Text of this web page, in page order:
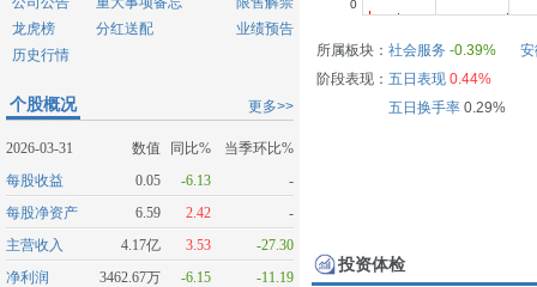
龙虎榜
分红送配
业绩预告
历史行情
更多>>
个股概况
2026-03-31 数值 同比%
当季环比%
每股收益
0.05 -6.13
-
每股净资产
6.59 2.42
-
主营收入
4.17亿 3.53
-27.30
净利润
3462.67万 -6.15
-11.19
所属板块： 社会服务 -0.39%
阶段表现： 五日表现 0.44%
五日换手率0.29%
投资体检